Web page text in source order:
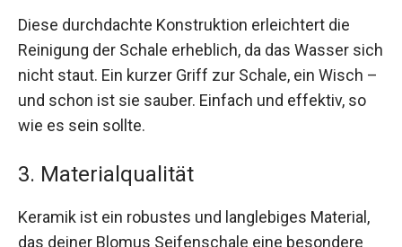
Diese durchdachte Konstruktion erleichtert die
Reinigung der Schale erheblich, da das Wasser sich
nicht staut. Ein kurzer Griff zur Schale, ein Wisch –
und schon ist sie sauber. Einfach und effektiv, so
wie es sein sollte.
3. Materialqualität
Keramik ist ein robustes und langlebiges Material,
das deiner Blomus Seifenschale eine besondere